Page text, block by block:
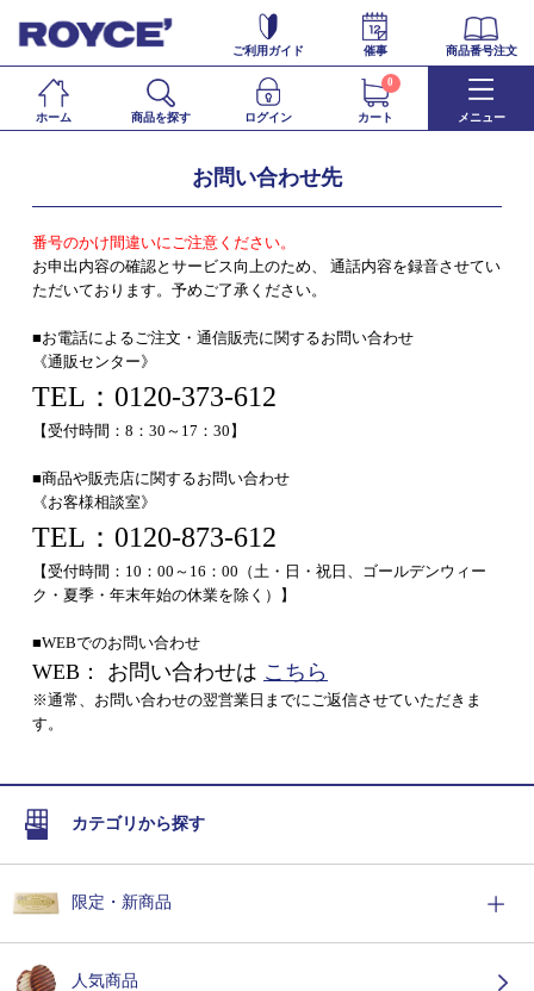
ご利用ガイド 催事 商品番号注文
ホーム 商品を探す ログイン カート
0
メニュー
お問い合わせ先
番号のかけ間違いにご注意ください。
お申出内容の確認とサービス向上のため、 通話内容を録音させてい
ただいております。予めご了承ください。
■お電話によるご注文・通信販売に関するお問い合わせ
《通販センター》
TEL：0120-373-612
【受付時間：8：30～17：30】
■商品や販売店に関するお問い合わせ
《お客様相談室》
TEL：0120-873-612
【受付時間：10：00～16：00（土・日・祝日、ゴールデンウィー
ク・夏季・年末年始の休業を除く）】
■WEBでのお問い合わせ
WEB： お問い合わせは こちら
※通常、お問い合わせの翌営業日までにご返信させていただきま
す。
カテゴリから探す
限定・新商品
人気商品